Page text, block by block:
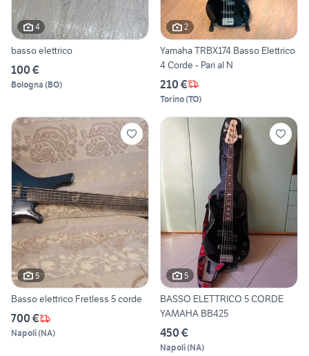
4
basso elettrico
100 €
Bologna (BO)
2
Yamaha TRBX174 Basso Elettrico
4 Corde - Pari al N
210 €
Torino(TO)
5
Basso elettrico Fretless 5 corde
700 €
Napoli(NA)
5
BASSO ELETTRICO 5 CORDE
YAMAHA BB425
450 €
Napoli(NA)